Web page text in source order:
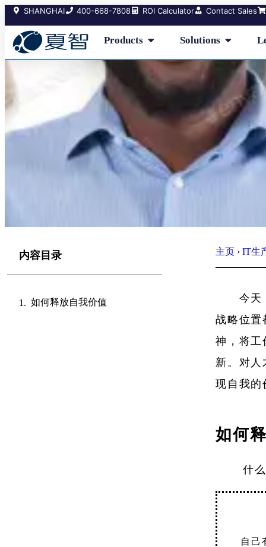
SHANGHAI 400-668-7808 ROI Calculator Contact Sales
Products Solutions
内容目录
如何释放自我价值
主页 › IT生
今天
战略位置
神，将工
新。对
现自我的
如何
什
自己